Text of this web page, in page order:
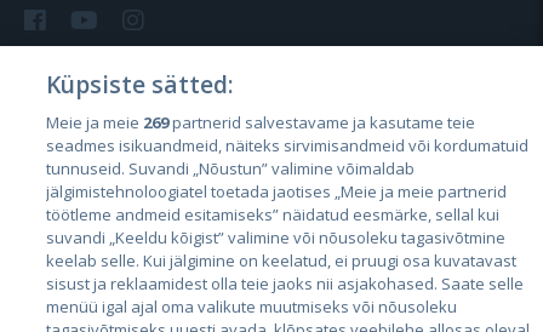
Страны
Эстония
Латвия
Литва
Küpsiste sätted:
Meie ja meie 269partnerid salvestavame ja kasutame teie
seadmes isikuandmeid, näiteks sirvimisandmeid või kordumatuid
tunnuseid. Suvandi „Nõustun” valimine võimaldab
jälgimistehnoloogiatel toetada jaotises „Meie ja meie partnerid
töötleme andmeid esitamiseks” näidatud eesmärke, sellal kui
suvandi „Keeldu kõigist” valimine või nõusoleku tagasivõtmine
keelab selle. Kui jälgimine on keelatud, ei pruugi osa kuvatavast
sisust ja reklaamidest olla teie jaoks nii asjakohased. Saate selle
menüü igal ajal oma valikute muutmiseks või nõusoleku